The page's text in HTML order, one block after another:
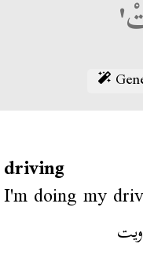
driving
I'm doing my